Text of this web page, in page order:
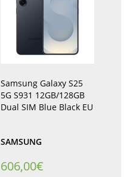
Samsung Galaxy S25
5G S931 12GB/128GB
Dual SIM Blue Black EU
SAMSUNG
606,00€